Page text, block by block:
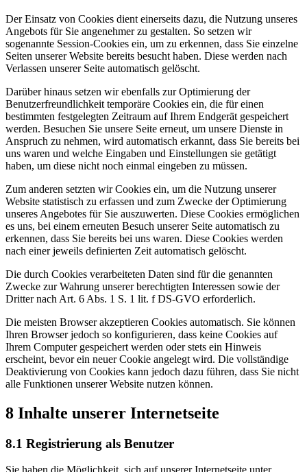
Der Einsatz von Cookies dient einerseits dazu, die Nutzung unseres
Angebots für Sie angenehmer zu gestalten. So setzen wir
sogenannte Session-Cookies ein, um zu erkennen, dass Sie einzelne
Seiten unserer Website bereits besucht haben. Diese werden nach
Verlassen unserer Seite automatisch gelöscht.
Darüber hinaus setzen wir ebenfalls zur Optimierung der
Benutzerfreundlichkeit temporäre Cookies ein, die für einen
bestimmten festgelegten Zeitraum auf Ihrem Endgerät gespeichert
werden. Besuchen Sie unsere Seite erneut, um unsere Dienste in
Anspruch zu nehmen, wird automatisch erkannt, dass Sie bereits bei
uns waren und welche Eingaben und Einstellungen sie getätigt
haben, um diese nicht noch einmal eingeben zu müssen.
Zum anderen setzten wir Cookies ein, um die Nutzung unserer
Website statistisch zu erfassen und zum Zwecke der Optimierung
unseres Angebotes für Sie auszuwerten. Diese Cookies ermöglichen
es uns, bei einem erneuten Besuch unserer Seite automatisch zu
erkennen, dass Sie bereits bei uns waren. Diese Cookies werden
nach einer jeweils definierten Zeit automatisch gelöscht.
Die durch Cookies verarbeiteten Daten sind für die genannten
Zwecke zur Wahrung unserer berechtigten Interessen sowie der
Dritter nach Art. 6 Abs. 1 S. 1 lit. f DS-GVO erforderlich.
Die meisten Browser akzeptieren Cookies automatisch. Sie können
Ihren Browser jedoch so konfigurieren, dass keine Cookies auf
Ihrem Computer gespeichert werden oder stets ein Hinweis
erscheint, bevor ein neuer Cookie angelegt wird. Die vollständige
Deaktivierung von Cookies kann jedoch dazu führen, dass Sie nicht
alle Funktionen unserer Website nutzen können.
8 Inhalte unserer Internetseite
8.1 Registrierung als Benutzer